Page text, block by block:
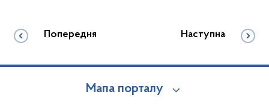
Попередня Наступна
Мапа порталу